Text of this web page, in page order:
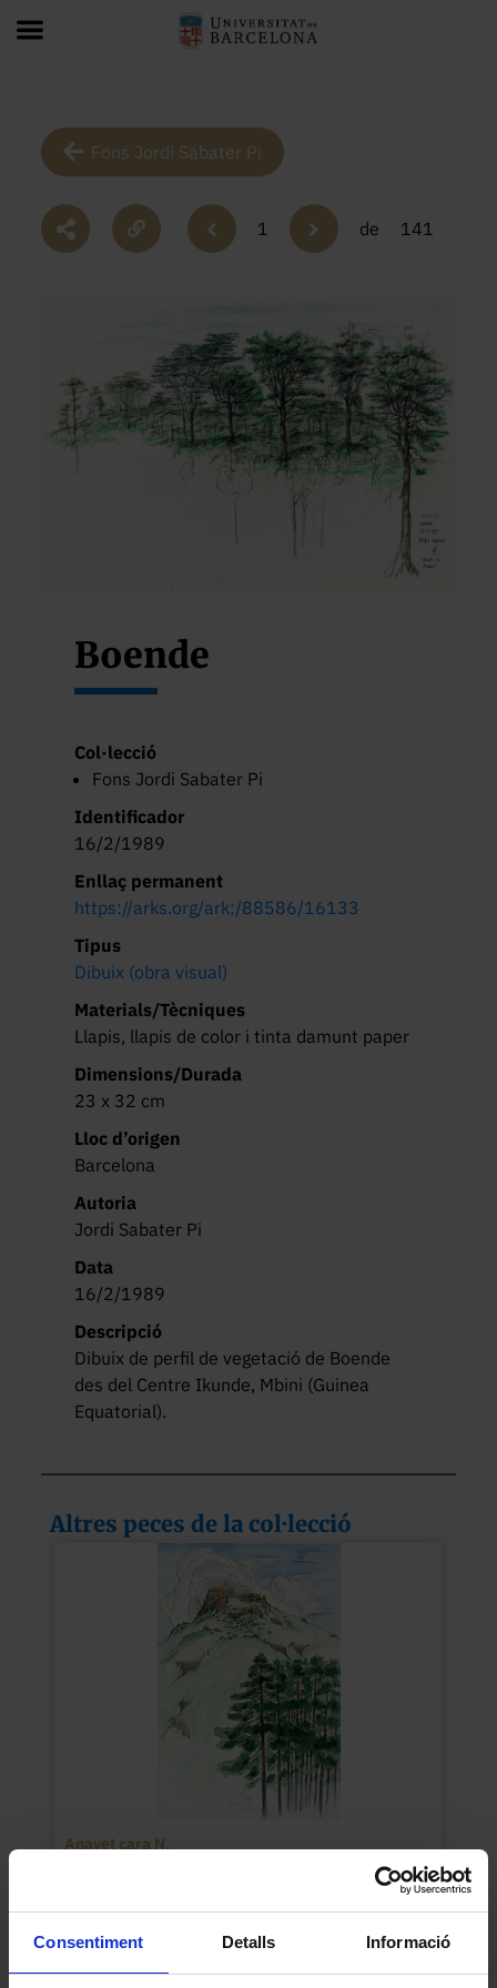
Consentiment Detalls Informació
Fons Jordi Sabater Pi
1 de 141
Boende
Col·lecció
Fons Jordi Sabater Pi
Identificador
16/2/1989
Enllaç permanent
https://arks.org/ark:/88586/16133
Tipus
Dibuix (obra visual)
Materials/Tècniques
Llapis, llapis de color i tinta damunt paper
Dimensions/Durada
23 x 32 cm
Lloc d’origen
Barcelona
Autoria
Jordi Sabater Pi
Data
16/2/1989
Descripció
Dibuix de perfil de vegetació de Boende
des del Centre Ikunde, Mbini (Guinea
Equatorial).
Altres peces de la col·lecció
Anayet cara N.